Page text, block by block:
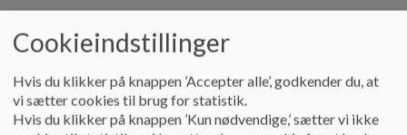
udleveres til eleven, og på denne tilkendegives, hvor eleven skal
på Vestermarkskolen, hvorefter præsten får dem og eleven
indskrives til konfirmation.
Cookieindstillinger
Hvis du klikker på knappen ’Accepter alle’, godkender du, at
vi sætter cookies til brug for statistik.
Hvis du klikker på knappen ’Kun nødvendige,’ sætter vi ikke